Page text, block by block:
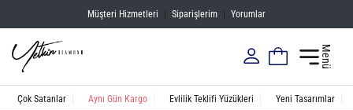
Müşteri Hizmetleri Siparişlerim Yorumlar
Menü
Çok Satanlar Aynı Gün Kargo Evlilik Teklifi Yüzükleri Yeni Tasarımlar